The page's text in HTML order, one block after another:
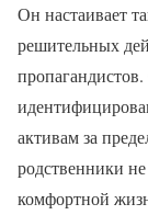
Он настаивает
решительных
активам за
родственники
комфортной